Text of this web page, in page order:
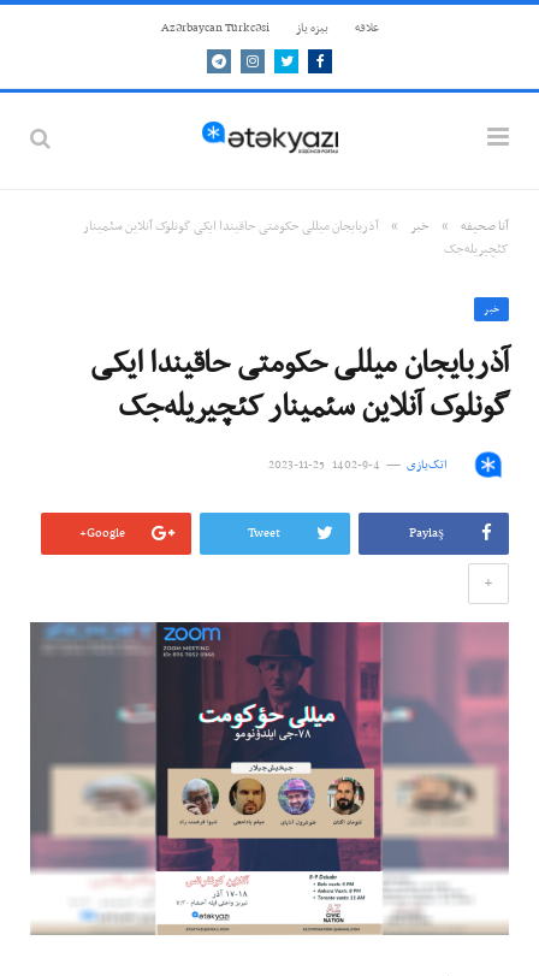
علاقه بيزه ياز Azərbaycan Türkcəsi
Facebook
Twitter
Instagram
Telegram
آنا صحيفه » خبر » آذربایجان میللی حکومتی حاقیندا ایکی گونلوک آنلاین سئمینار
کئچیریله‌جک
خبر
آذربایجان میللی حکومتی حاقیندا ایکی
گونلوک آنلاین سئمینار کئچیریله‌جک
اتک‌یازی 4-9-1402 25-11-2023
Paylaş
Tweet
Google+
+